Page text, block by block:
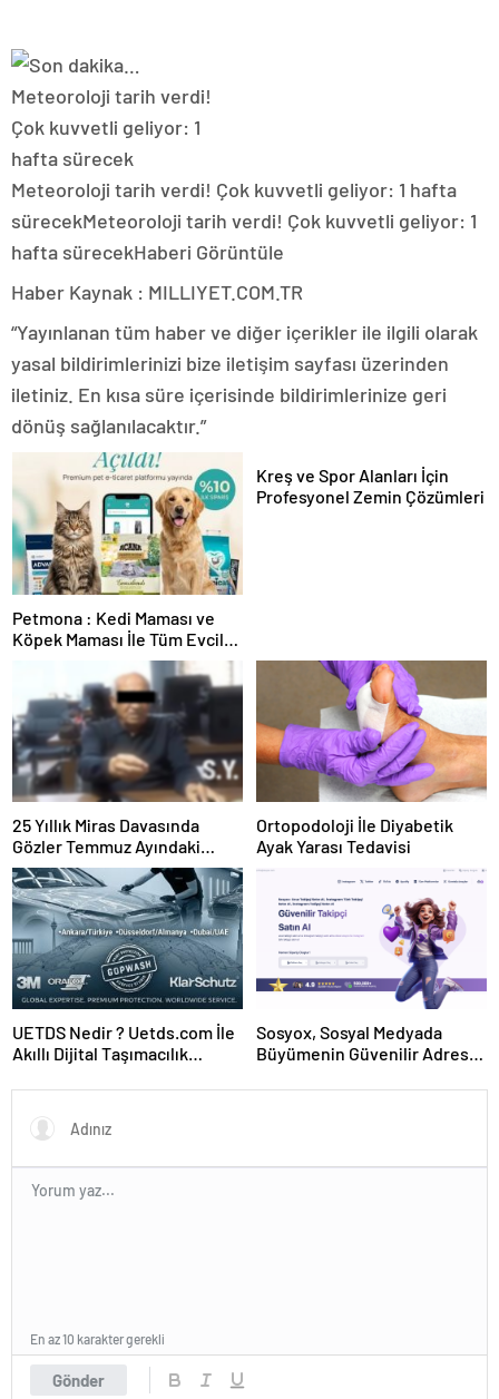
Meteoroloji tarih verdi! Çok kuvvetli geliyor: 1 hafta
sürecekMeteoroloji tarih verdi! Çok kuvvetli geliyor: 1
hafta sürecekHaberi Görüntüle
Haber Kaynak : MILLIYET.COM.TR
“Yayınlanan tüm haber ve diğer içerikler ile ilgili olarak
yasal bildirimlerinizi bize iletişim sayfası üzerinden
iletiniz. En kısa süre içerisinde bildirimlerinize geri
dönüş sağlanılacaktır.”
Petmona : Kedi Maması ve
Köpek Maması İle Tüm Evcil
Kreş ve Spor Alanları İçin
Profesyonel Zemin Çözümleri
25 Yıllık Miras Davasında
Gözler Temmuz Ayındaki
Karar Duruşmasına Çevrildi
Ortopodoloji İle Diyabetik
Ayak Yarası Tedavisi
UETDS Nedir ? Uetds.com İle
Akıllı Dijital Taşımacılık
Sosyox, Sosyal Medyada
Büyümenin Güvenilir Adresi
Gönder
En az 10 karakter gerekli